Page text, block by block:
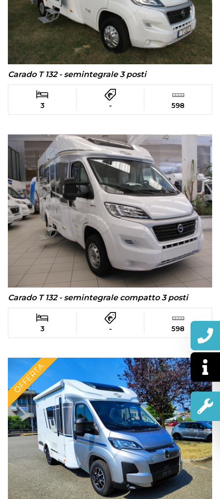
Carado T 132 - semintegrale 3 posti
3 - 598
Carado T 132 - semintegrale compatto 3 posti
3 - 598
OFFERTA